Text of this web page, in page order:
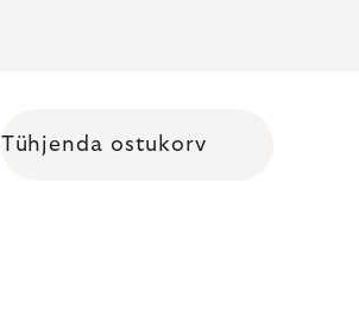
Tühjenda ostukorv